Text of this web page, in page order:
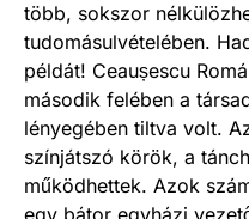
több, sokszor
tudomásulvételében.
példát! Ceaușescu
második felében a
lényegében tiltva volt.
színjátszó körök, a
működhettek. Azok